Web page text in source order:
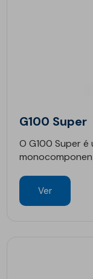
G100 Super
O G100 Super é
Ver